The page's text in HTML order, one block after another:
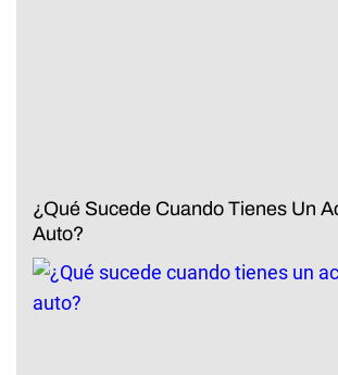
¿Qué Sucede Cuando Tienes Un
Auto?